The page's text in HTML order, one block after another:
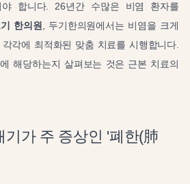
야 합니다. 26년간 수많은 비염 환자를
한의원
, 두기한의원에서는 비염을 크게
각에 최적화된 맞춤 치료를 시행합니다.
해당하는지 살펴보는 것은 근본 치료의
기가 주 증상인 '폐한(肺